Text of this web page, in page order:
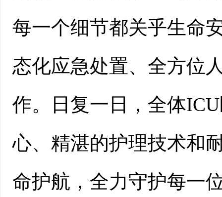
每一个细节都关乎生命
态化应急处置、全方位
作。日复一日，全体
心、精湛的护理技术和
命护航，全力守护每一